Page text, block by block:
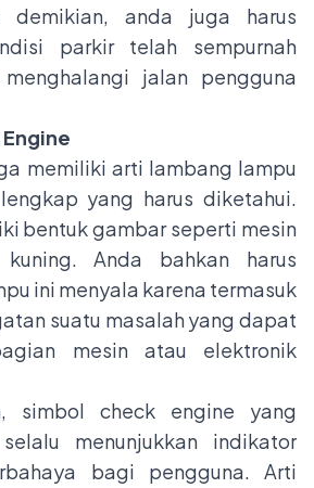
demikian, anda juga harus
parkir telah sempurnah
jalan pengguna
memiliki arti lambang lampu
yang harus diketahui.
bentuk gambar seperti mesin
Anda bahkan harus
ini menyala karena termasuk
suatu masalah yang dapat
mesin atau elektronik
simbol check engine yang
menunjukkan indikator
bagi pengguna. Arti